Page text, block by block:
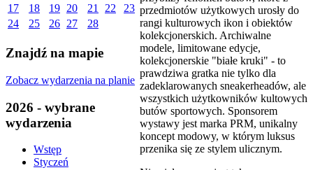
17
18 19 20 21 22
23
24
25 26 27 28
Znajdź na mapie
Zobacz wydarzenia na planie
2026 - wybrane
wydarzenia
Wstęp
Styczeń
przedmiotów użytkowych urosły do
rangi kulturowych ikon i obiektów
kolekcjonerskich. Archiwalne
modele, limitowane edycje,
kolekcjonerskie "białe kruki" - to
prawdziwa gratka nie tylko dla
zadeklarowanych sneakerheadów, ale
wszystkich użytkowników kultowych
butów sportowych. Sponsorem
wystawy jest marka PRM, unikalny
koncept modowy, w którym luksus
przenika się ze stylem ulicznym.